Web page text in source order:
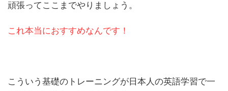
頑張ってここまでやりましょう。
これ本当におすすめなんです！
こういう基礎のトレーニングが日本人の英語学習で一